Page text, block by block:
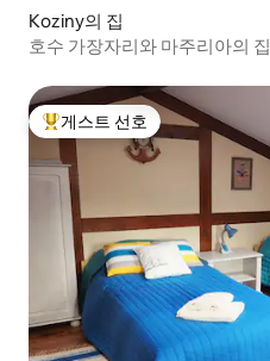
Koziny의 집
호수 가장자리와 마주리아의 집
상위 게스트 선호
게스트 선호